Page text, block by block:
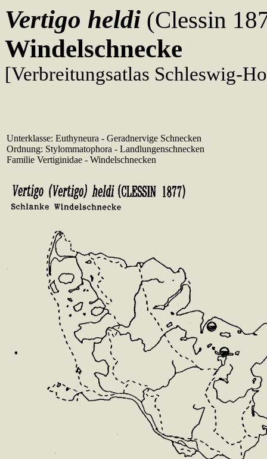
Vertigo heldi (Clessin
Windelschnecke
[Verbreitungsatlas Schleswig-
Unterklasse: Euthyneura - Geradnervige Schnecken
Ordnung: Stylommatophora - Landlungenschnecken
Familie Vertiginidae - Windelschnecken